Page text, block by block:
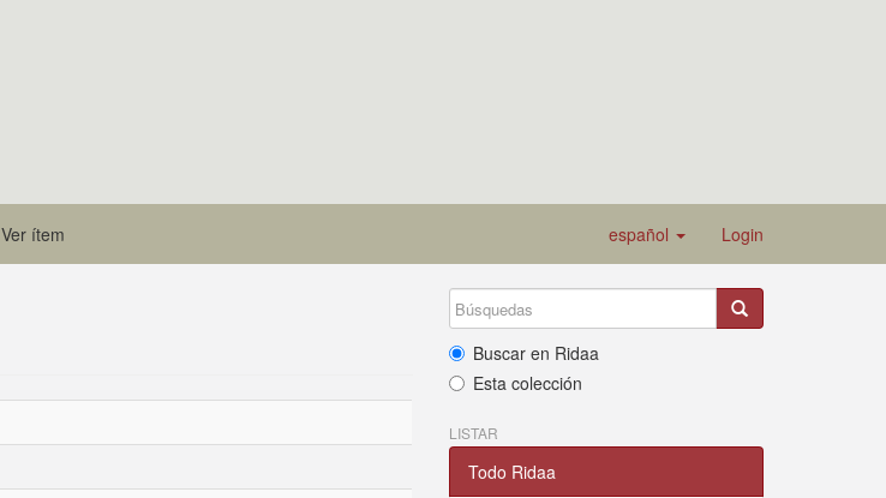
Ver ítem español Login
Buscar en Ridaa
Esta colección
LISTAR
Todo Ridaa